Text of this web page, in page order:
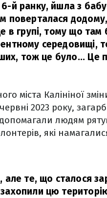
й ранку, йшла з
поверталася
в групі, тому що
середовищі,
тож це було... Це
міста Калініної
2023 року,
людям
які
те, що сталося
цю